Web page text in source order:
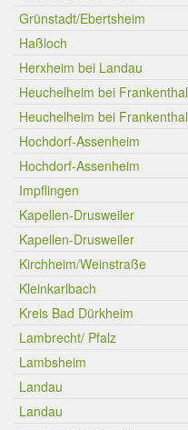
Grünstadt/Ebertsheim
Haßloch
Herxheim bei Landau
Heuchelheim bei Frankenthal
Heuchelheim bei Frankenthal
Hochdorf-Assenheim
Hochdorf-Assenheim
Impflingen
Kapellen-Drusweiler
Kapellen-Drusweiler
Kirchheim/Weinstraße
Kleinkarlbach
Kreis Bad Dürkheim
Lambrecht/ Pfalz
Lambsheim
Landau
Landau